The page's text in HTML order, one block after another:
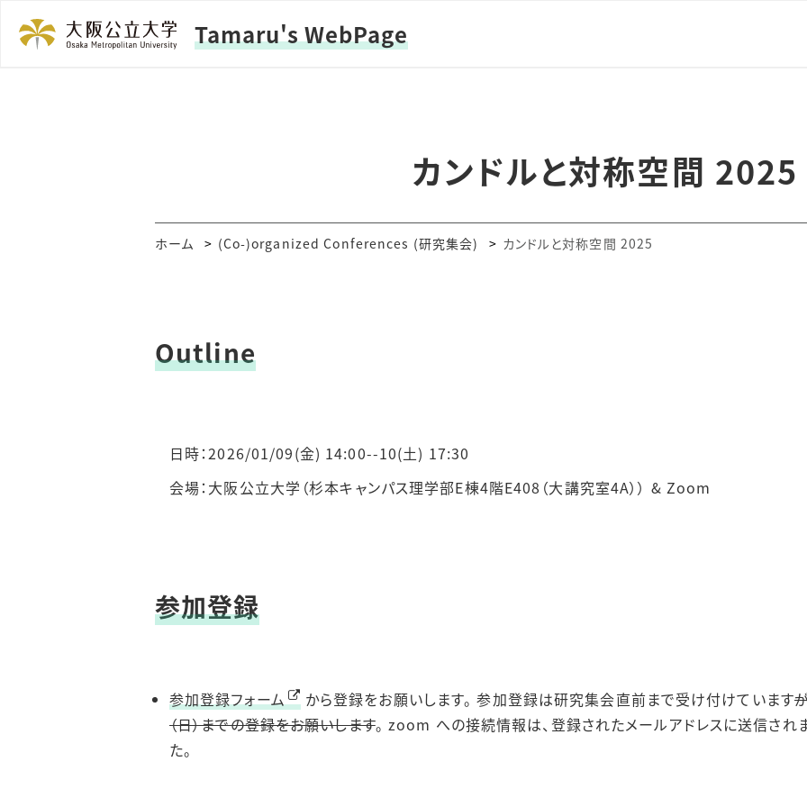
Tamaru's WebPage
カンドルと対称空間 2025
ホーム (Co-)organized Conferences (研究集会) カンドルと対称空間 2025
Outline
日時：2026/01/09(金) 14:00--10(土) 17:30
会場：大阪公立大学（杉本キャンパス理学部E棟4階E408（大講究室4A）） & Zoom
参加登録
参加登録フォーム から登録をお願いします。 参加登録は研究集会直前まで受け付けています
（日）までの登録をお願いします。 zoom への接続情報は、登録されたメールアドレスに送信さ
た。